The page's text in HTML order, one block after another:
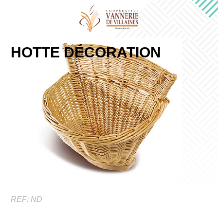
HOTTE DÉCORATION
REF: ND